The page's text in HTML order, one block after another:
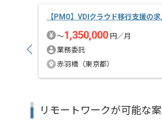
【PMO】VDIクラウド移行支援の
〜1,350,000 円／月
業務委託
赤羽橋（東京都）
リモートワークが可能な